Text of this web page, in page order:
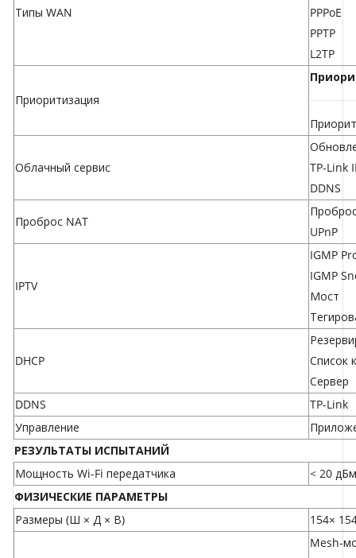
Типы WAN
PPPoE
PPTP
L2TP
Приоритизация
Облачный сервис
TP-Link
DDNS
Проброс NAT
UPnP
IPTV
IGMP
IGMP
Мост
DHCP
Список
Сервер
DDNS
TP-Link
Управление
РЕЗУЛЬТАТЫ ИСПЫТАНИЙ
Мощность Wi-Fi передатчика
< 20
ФИЗИЧЕСКИЕ ПАРАМЕТРЫ
Размеры (Ш × Д × В)
154×
Mesh-